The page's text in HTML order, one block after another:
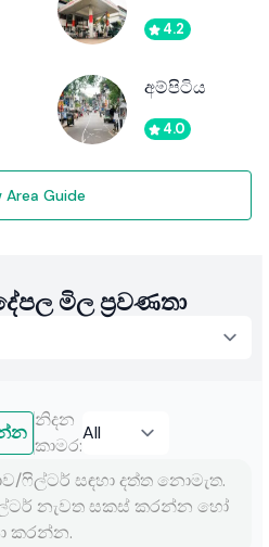
4.2
අම්පිටිය
4.0
Area Guide
මිල ප්‍රවණතා
නිදන
කාමර:
ෆිල්ටර් සඳහා දත්ත නොමැත.
නැවත සකස් කරන්න හෝ
කරන්න.